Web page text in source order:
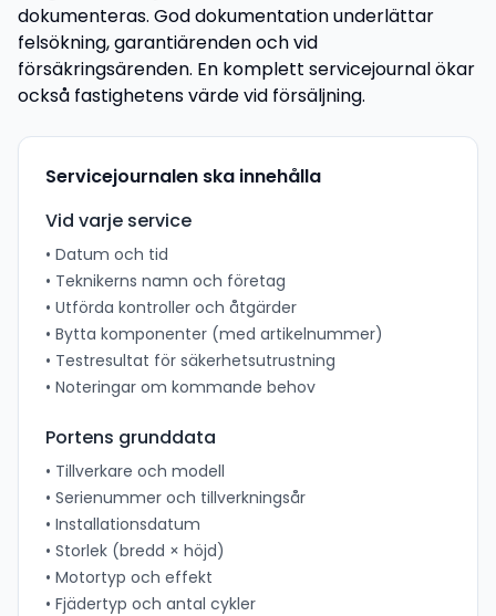
dokumenteras. God dokumentation underlättar
felsökning, garantiärenden och vid
försäkringsärenden. En komplett servicejournal ökar
också fastighetens värde vid försäljning.
Servicejournalen ska innehålla
Vid varje service
• Datum och tid
• Teknikerns namn och företag
• Utförda kontroller och åtgärder
• Bytta komponenter (med artikelnummer)
• Testresultat för säkerhetsutrustning
• Noteringar om kommande behov
Portens grunddata
• Tillverkare och modell
• Serienummer och tillverkningsår
• Installationsdatum
• Storlek (bredd × höjd)
• Motortyp och effekt
• Fjädertyp och antal cykler